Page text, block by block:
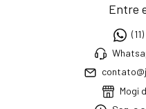
Entre
Mogi